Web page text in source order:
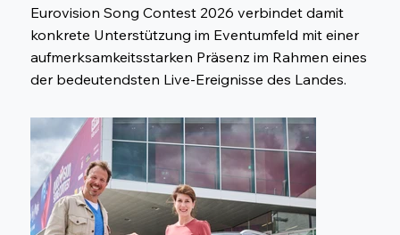
Eurovision Song Contest 2026 verbindet damit
konkrete Unterstützung im Eventumfeld mit einer
aufmerksamkeitsstarken Präsenz im Rahmen eines
der bedeutendsten Live-Ereignisse des Landes.